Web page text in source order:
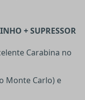
+ SUPRESSOR
Carabina no
Monte Carlo) e